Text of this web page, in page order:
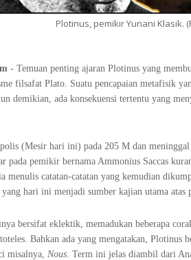
Plotinus, pemikir Yunani Klasik.
- Temuan penting ajaran Plotinus yang
filsafat Plato. Suatu pencapaian metafisik
demikian, ada konsekuensi tertentu yang
(Mesir hari ini) pada 205 M dan
pada pemikir bernama Ammonius Saccas
menulis catatan-catatan yang kemudian
hari ini menjadi sumber kajian utama atas
bersifat eklektik, memadukan beberapa
Bahkan ada yang mengatakan, Plotinus
misalnya, Nous. Term ini jelas diambil dari